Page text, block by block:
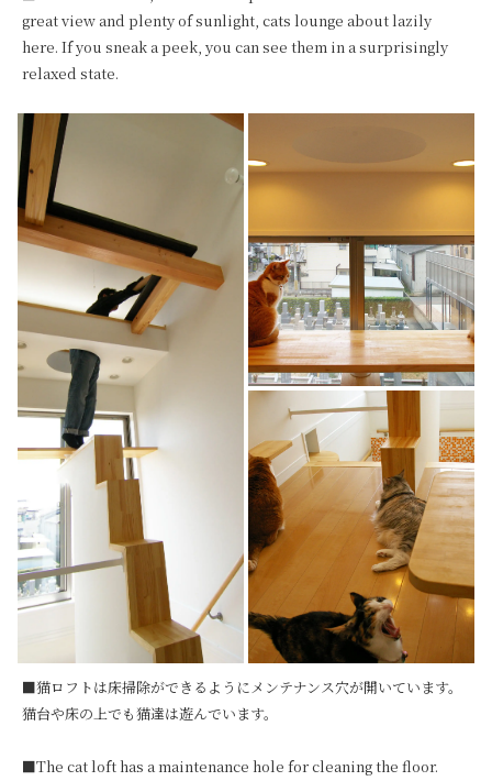
great view and plenty of sunlight, cats lounge about lazily
here. If you sneak a peek, you can see them in a surprisingly
relaxed state.
■猫ロフトは床掃除ができるようにメンテナンス穴が開いています。
猫台や床の上でも猫達は遊んでいます。
■The cat loft has a maintenance hole for cleaning the floor.